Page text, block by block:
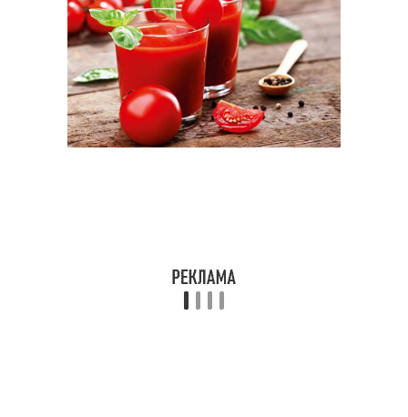
Препараты для
укрепления
Продукты для
восстановления